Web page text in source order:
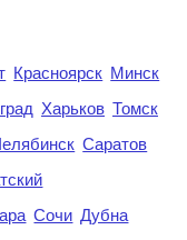
Красноярск Минск
Харьков Томск
Саратов
Сочи Дубна